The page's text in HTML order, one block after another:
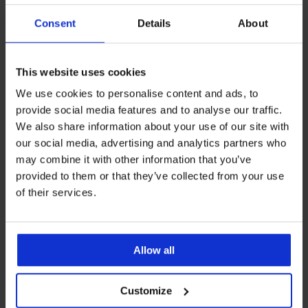
Consent Details About
This website uses cookies
We use cookies to personalise content and ads, to
provide social media features and to analyse our traffic.
We also share information about your use of our site with
our social media, advertising and analytics partners who
may combine it with other information that you’ve
provided to them or that they’ve collected from your use
of their services.
Allow all
Customize
3PACK памучни боксерки
Rowe
Намаление
16,09 € (31,47 лв.)
3PACK боксерки JACK AND
JONES Falster бамбукови